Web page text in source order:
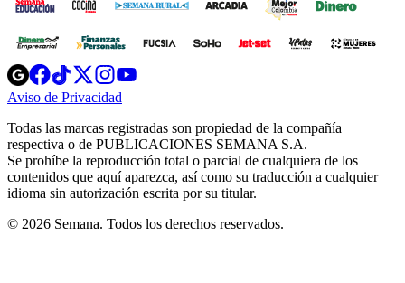
Opens
in
new
Opens
in
new
Opens
in
new
window
Opens
new
windowwindow
Aviso de Privacidad
new
window
Todas las marcas registradas son propiedad de la compañía
respectiva o de PUBLICACIONES SEMANA S.A.
Se prohíbe la reproducción total o parcial de cualquiera de los
contenidos que aquí aparezca, así como su traducción a cualquier
idioma sin autorización escrita por su titular.
© 2026 Semana. Todos los derechos reservados.